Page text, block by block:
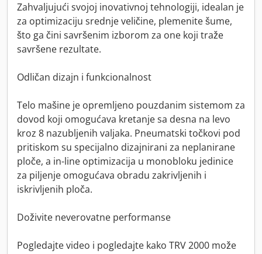
Zahvaljujući svojoj inovativnoj tehnologiji, idealan je
za optimizaciju srednje veličine, plemenite šume,
što ga čini savršenim izborom za one koji traže
savršene rezultate.
Odličan dizajn i funkcionalnost
Telo mašine je opremljeno pouzdanim sistemom za
dovod koji omogućava kretanje sa desna na levo
kroz 8 nazubljenih valjaka. Pneumatski točkovi pod
pritiskom su specijalno dizajnirani za neplanirane
ploče, a in-line optimizacija u monobloku jedinice
za piljenje omogućava obradu zakrivljenih i
iskrivljenih ploča.
Doživite neverovatne performanse
Pogledajte video i pogledajte kako TRV 2000 može